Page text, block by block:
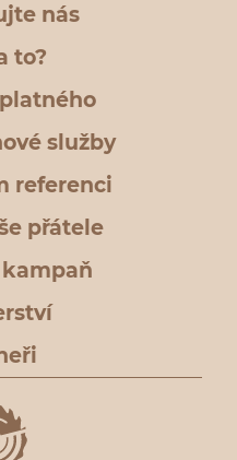
nás
to?
služby
referenci
přátele